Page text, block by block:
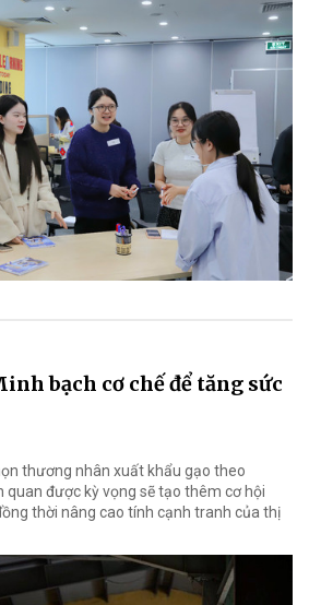
bạch cơ chế để tăng sức
thương nhân xuất khẩu gạo theo
quan được kỳ vọng sẽ tạo thêm cơ hội
thời nâng cao tính cạnh tranh của thị